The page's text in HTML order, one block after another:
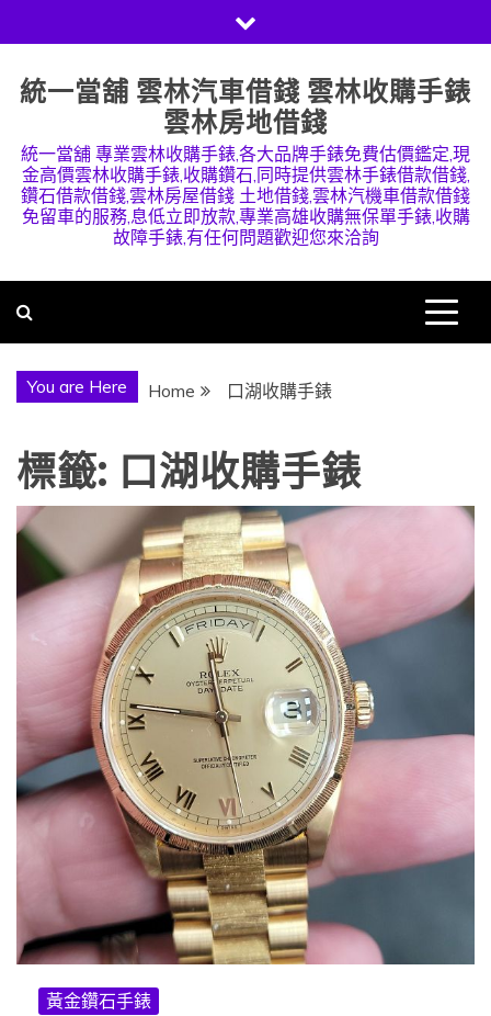
to
content
統一當舖 雲林汽車借錢 雲林收購手錶
雲林房地借錢
統一當舖 專業雲林收購手錶,各大品牌手錶免費估價鑑定,現
金高價雲林收購手錶,收購鑽石,同時提供雲林手錶借款借錢,
鑽石借款借錢,雲林房屋借錢 土地借錢,雲林汽機車借款借錢
免留車的服務,息低立即放款,專業高雄收購無保單手錶,收購
故障手錶,有任何問題歡迎您來洽詢
You are Here Home 口湖收購手錶
標籤: 口湖收購手錶
黃金鑽石手錶